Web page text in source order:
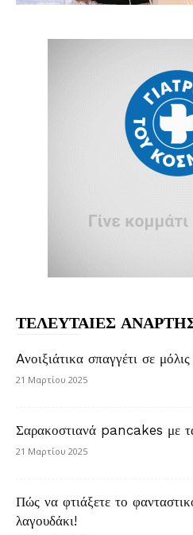
ΤΕΛΕΥΤΑΙΕΣ
Aνοιξιάτικα σπαγγέτι σε
21 Μαρτίου 2025
Σαρακοστιανά pancakes με
21 Μαρτίου 2025
Πώς να φτιάξετε το
λαγουδάκι!